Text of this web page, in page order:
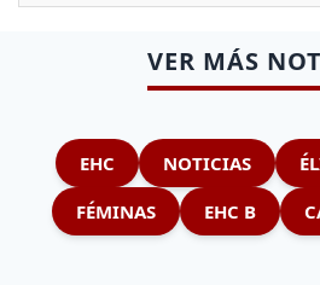
VER MÁS
EHC NOTICIAS
FÉMINAS
EHC B